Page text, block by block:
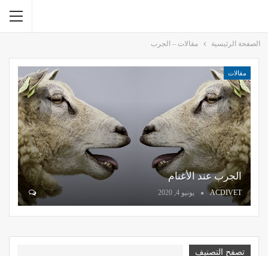
الصفحة الرئيسية مقالات – الجرب
مقالات
الجرب عند الأغنام
ACDIVET يونيو 4, 2020
تصفح التصنيف